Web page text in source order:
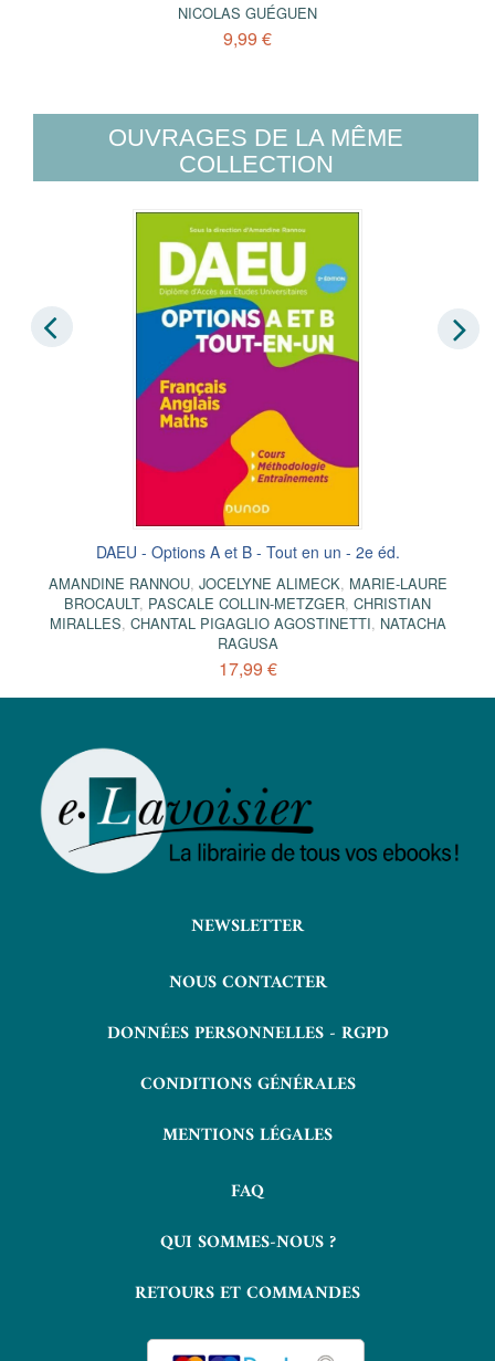
NICOLAS GUÉGUEN
9,99 €
OUVRAGES DE LA MÊME
COLLECTION
DAEU - Options A et B - Tout en un - 2e éd.
AMANDINE RANNOU, JOCELYNE ALIMECK, MARIE-LAURE
BROCAULT, PASCALE COLLIN-METZGER, CHRISTIAN
MIRALLES, CHANTAL PIGAGLIO AGOSTINETTI, NATACHA
RAGUSA
17,99 €
NEWSLETTER
NOUS CONTACTER
DONNÉES PERSONNELLES - RGPD
CONDITIONS GÉNÉRALES
MENTIONS LÉGALES
FAQ
QUI SOMMES-NOUS ?
RETOURS ET COMMANDES